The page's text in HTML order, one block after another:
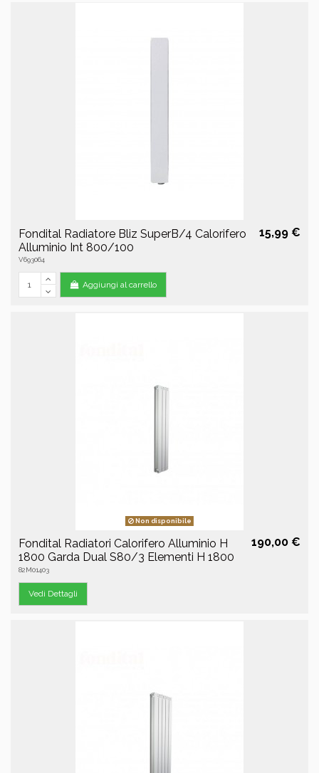
Fondital Radiatore Bliz SuperB/4 Calorifero
Alluminio Int 800/100
V693064
15,99 €
Aggiungi al carrello
Non disponibile
Fondital Radiatori Calorifero Alluminio H
1800 Garda Dual S80/3 Elementi H 1800
82M01403
190,00 €
Vedi Dettagli